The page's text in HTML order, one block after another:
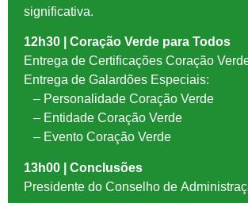
significativa.
12h30 | Coração Verde para Todos
Entrega de Certificações Coração
Entrega de Galardões Especiais:
– Personalidade Coração Verde
– Entidade Coração Verde
– Evento Coração Verde
13h00 | Conclusões
Presidente do Conselho de